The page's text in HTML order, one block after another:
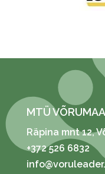
MTÜ
Räpina mnt 12,
+372 526 6832